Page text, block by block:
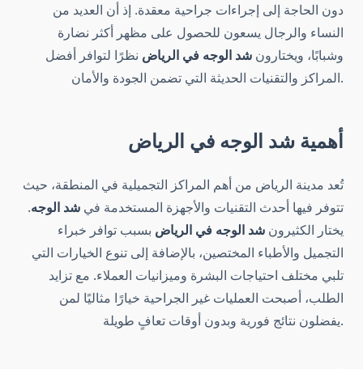
دون الحاجة إلى إجراءات جراحية معقدة. إذ أن العديد من
النساء والرجال يسعون للحصول على مظهر أكثر نضارة
وشبابًا، ويختارون شد الوجه في الرياض نظرًا لتوافر أفضل
المراكز والتقنيات الحديثة التي تضمن الجودة والأمان.
أهمية شد الوجه في الرياض
تُعد مدينة الرياض من أهم المراكز التجميلية في المنطقة، حيث
تتوفر فيها أحدث التقنيات والأجهزة المستخدمة في شد الوجه.
يختار الكثيرون شد الوجه في الرياض بسبب توافر خبراء
التجميل والأطباء المختصين، بالإضافة إلى تنوع الخيارات التي
تلبي مختلف احتياجات البشرة وميزانيات العملاء. مع تزايد
الطلب، أصبحت العمليات غير الجراحية خيارًا مثاليًا لمن
يفضلون نتائج فورية وبدون أوقات تعافٍ طويلة.